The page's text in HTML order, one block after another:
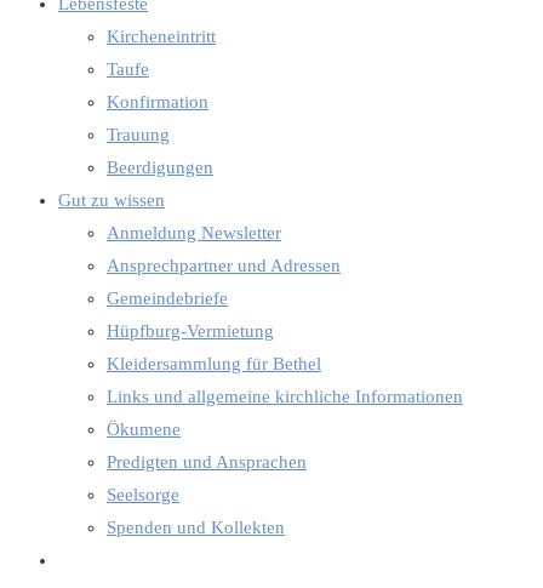
Kircheneintritt
Taufe
Konfirmation
Trauung
Beerdigungen
Gut zu wissen
Anmeldung Newsletter
Ansprechpartner und Adressen
Gemeindebriefe
Hüpfburg-Vermietung
Kleidersammlung für Bethel
Links und allgemeine kirchliche Informationen
Ökumene
Predigten und Ansprachen
Seelsorge
Spenden und Kollekten